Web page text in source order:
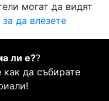
могат да видят
да влезете
ли е??
да събирате